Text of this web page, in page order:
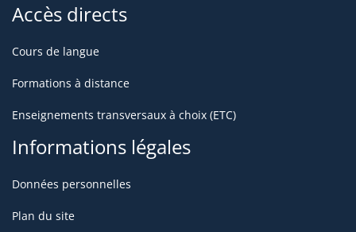
Accès directs
Cours de langue
Formations à distance
Enseignements transversaux à choix (ETC)
Informations légales
Données personnelles
Plan du site